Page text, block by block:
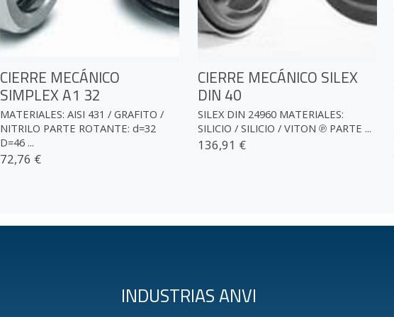
CIERRE MECÁNICO
SIMPLEX A1 32
MATERIALES: AISI 431 / GRAFITO /
NITRILO PARTE ROTANTE: d=32
D=46 ...
72,76 €
CIERRE MECÁNICO SILEX
DIN 40
SILEX DIN 24960 MATERIALES:
SILICIO / SILICIO / VITON ℗ PARTE ...
136,91 €
INDUSTRIAS ANVI